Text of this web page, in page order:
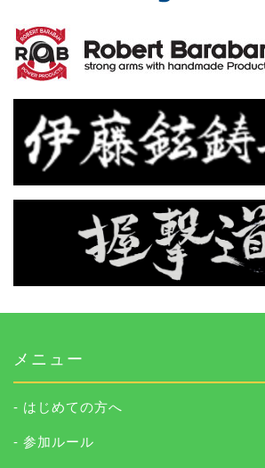
メニュー
- はじめての方へ
- 参加ルール